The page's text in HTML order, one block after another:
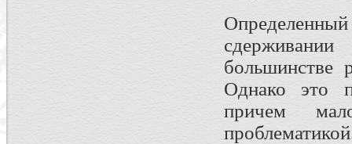
большинстве
Однако это
причем